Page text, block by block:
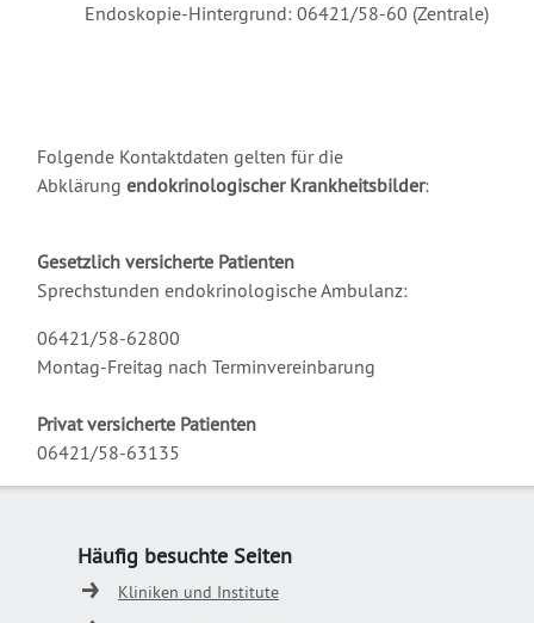
Endoskopie-Hintergrund: 06421/58-60 (Zentrale)
Folgende Kontaktdaten gelten für die
Abklärung endokrinologischer Krankheitsbilder:
Gesetzlich versicherte Patienten
Sprechstunden endokrinologische Ambulanz:
06421/58-62800
Montag-Freitag nach Terminvereinbarung
Privat versicherte Patienten
06421/58-63135
Häufig besuchte Seiten
Kliniken und Institute